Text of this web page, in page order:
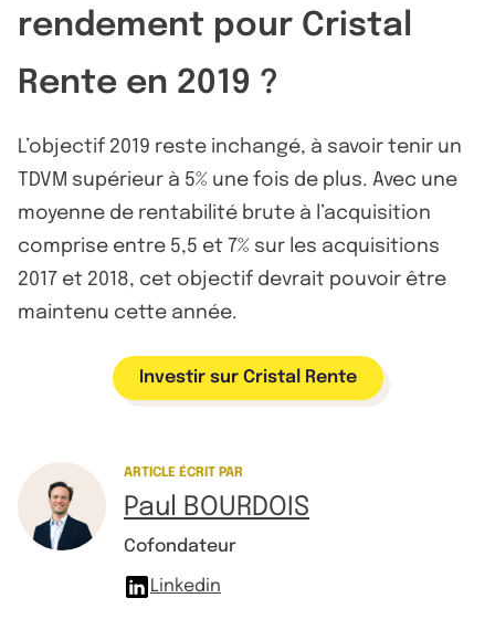
rendement pour Cristal
Rente en 2019 ?
L’objectif 2019 reste inchangé, à savoir tenir un
TDVM supérieur à 5% une fois de plus. Avec une
moyenne de rentabilité brute à l’acquisition
comprise entre 5,5 et 7% sur les acquisitions
2017 et 2018, cet objectif devrait pouvoir être
maintenu cette année.
Investir sur Cristal Rente
ARTICLE ÉCRIT PAR
Paul BOURDOIS
Cofondateur
Linkedin